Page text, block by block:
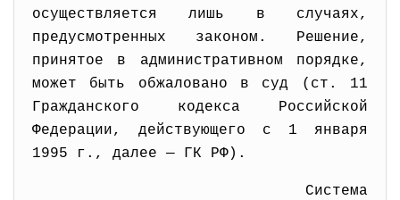
осуществляется лишь в случаях,
предусмотренных законом. Решение,
принятое в административном порядке,
может быть обжаловано в суд (ст. 11
Гражданского кодекса Российской
Федерации, действующего с 1 января
1995 г., далее — ГК РФ).
Система